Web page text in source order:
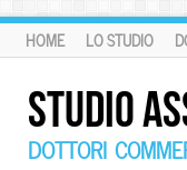
HOME LO STUDIO
STUDIO
DOTTORI